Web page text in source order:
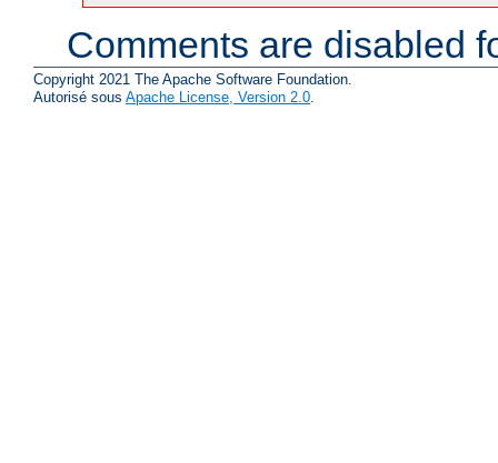
Comments are disabled
Copyright 2021 The Apache Software Foundation.
Autorisé sous Apache License, Version 2.0